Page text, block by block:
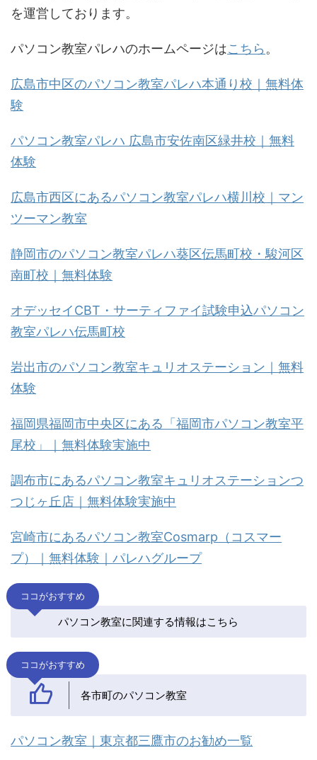
を運営しております。
パソコン教室パレハのホームページはこちら 。
広島市中区のパソコン教室パレハ本通り校｜無料体
験
パソコン教室パレハ 広島市安佐南区緑井校｜無料
体験
広島市西区にあるパソコン教室パレハ横川校｜マン
ツーマン教室
静岡市のパソコン教室パレハ葵区伝馬町校・駿河区
南町校｜無料体験
オデッセイCBT・サーティファイ試験申込パソコン
教室パレハ伝馬町校
岩出市のパソコン教室キュリオステーション｜無料
体験
福岡県福岡市中央区にある「福岡市パソコン教室平
尾校」｜無料体験実施中
調布市にあるパソコン教室キュリオステーションつ
つじヶ丘店｜無料体験実施中
宮崎市にあるパソコン教室Cosmarp（コスマー
プ）｜無料体験｜パレハグループ
ココがおすすめ
パソコン教室に関連する情報はこちら
ココがおすすめ
各市町のパソコン教室
パソコン教室｜東京都三鷹市のお勧め一覧